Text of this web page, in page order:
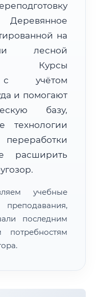
UTC+3
Дистанционно
дней
на
лесной
Курсы
с учётом
и помогают
базу,
технологии
расширить
учебные
последним